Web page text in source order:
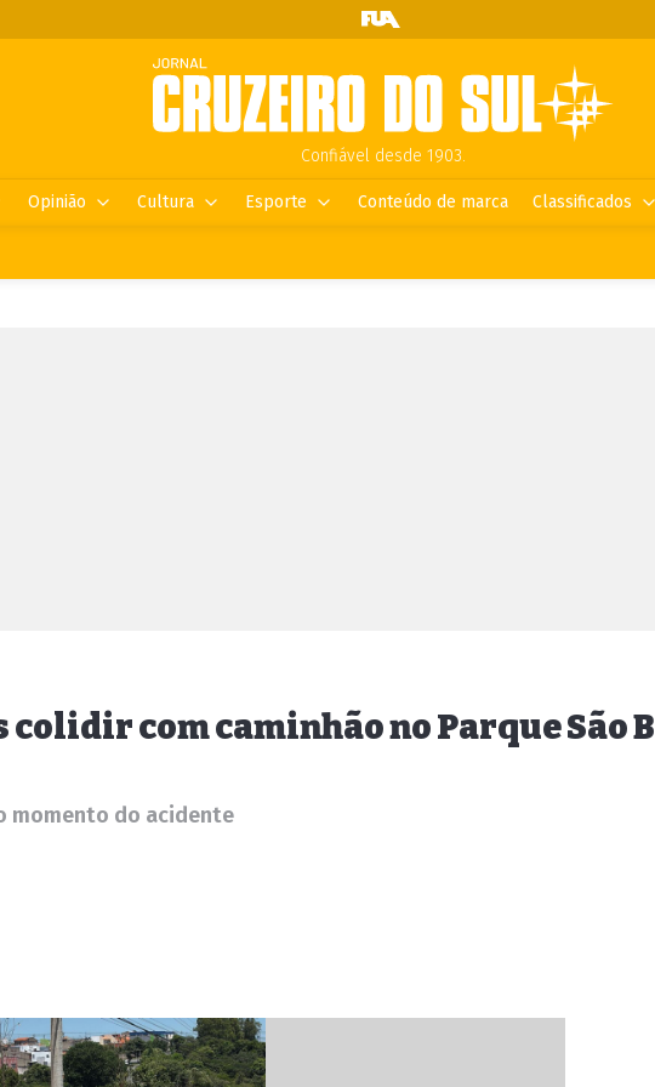
Confiável desde 1903.
Opinião Cultura Esporte Conteúdo de marca Classificados
com caminhão no Parque São
momento do acidente